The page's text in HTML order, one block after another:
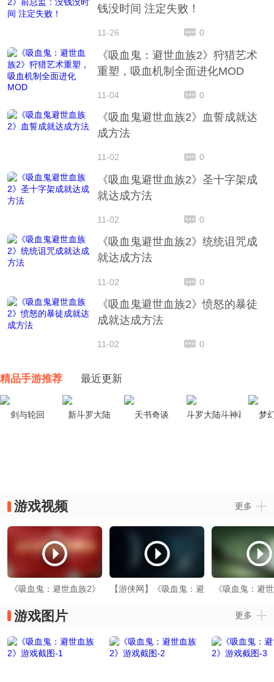
钱没时间 注定失败！
11-26 0
《吸血鬼：避世血族2》狩猎艺术
重塑，吸血机制全面进化MOD
11-04 0
《吸血鬼避世血族2》血誓成就达
成方法
11-02 0
《吸血鬼避世血族2》圣十字架成
就达成方法
11-02 0
《吸血鬼避世血族2》统统诅咒成
就达成方法
11-02 0
《吸血鬼避世血族2》愤怒的暴徒
成就达成方法
11-02 0
精品手游推荐 最近更新
剑与轮回 新斗罗大陆 天书奇谈 斗罗大陆斗神再临 梦
游戏视频 更多
《吸血鬼：避世血族2》
【游侠网】《吸血鬼：避
《吸血鬼：避
游戏图片 更多